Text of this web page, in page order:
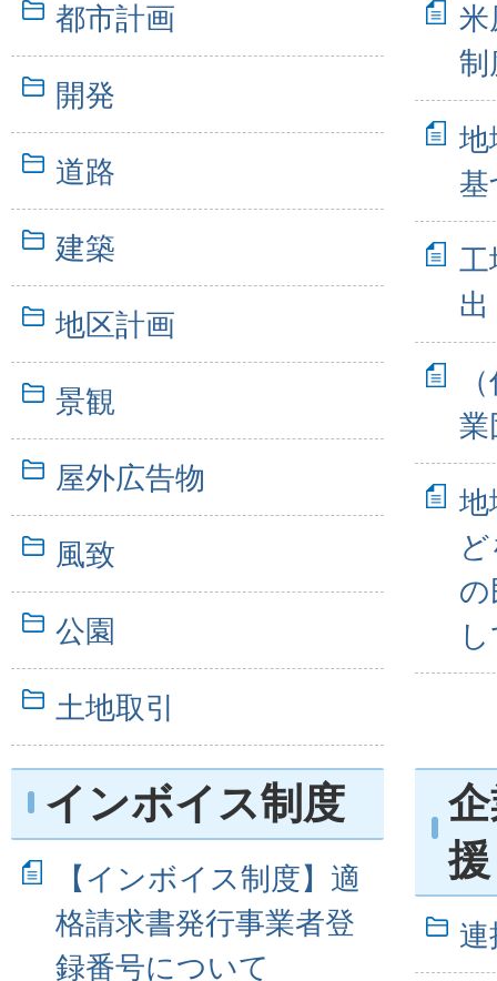
都市計画
開発
道路
建築
地区計画
景観
屋外広告物
風致
公園
土地取引
米
制
地
工
出
業
地
の
インボイス制度
【インボイス制度】適
格請求書発行事業者登
録番号について
援
連